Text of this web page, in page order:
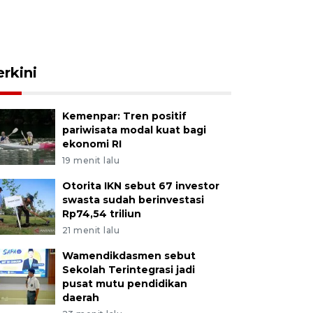
Kemenpar: Tren positif
pariwisata modal kuat bagi
ekonomi RI
19 menit lalu
Otorita IKN sebut 67 investor
swasta sudah berinvestasi
Rp74,54 triliun
21 menit lalu
Wamendikdasmen sebut
Sekolah Terintegrasi jadi
pusat mutu pendidikan
daerah